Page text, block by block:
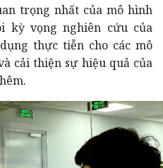
trọng nhất của mô hình
kỳ vọng nghiên cứu của
thực tiễn cho các mô
cải thiện sự hiệu quả của